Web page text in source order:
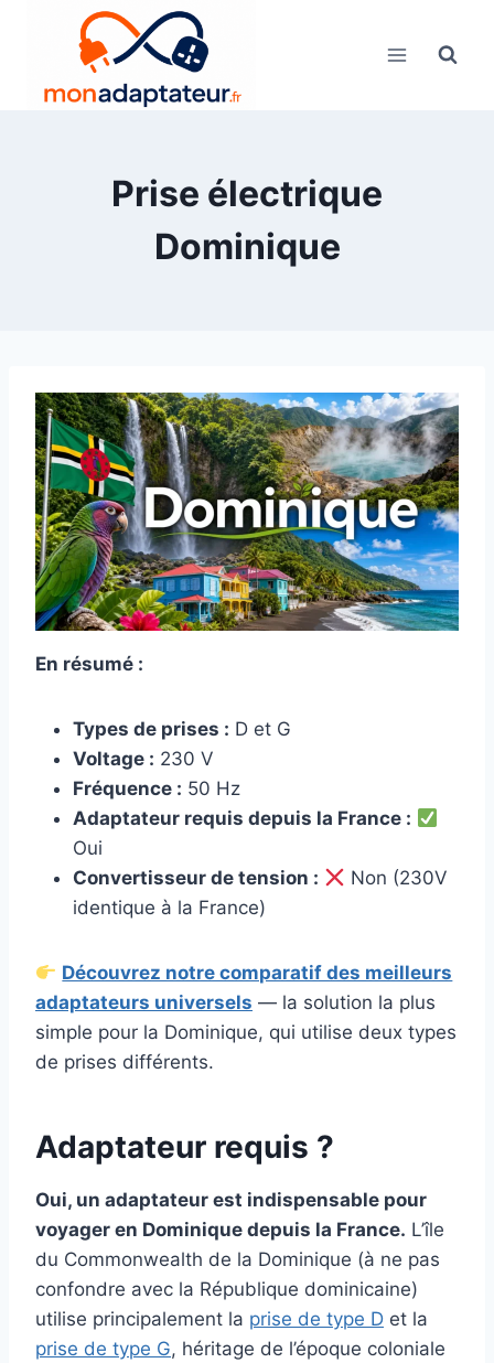
Prise électrique
Dominique
En résumé :
Types de prises : D et G
Voltage : 230 V
Fréquence : 50 Hz
Adaptateur requis depuis la France :
Oui
Convertisseur de tension :
Non (230V
identique à la France)
Découvrez notre comparatif des meilleurs
adaptateurs universels — la solution la plus
simple pour la Dominique, qui utilise deux types
de prises différents.
Adaptateur requis ?
Oui, un adaptateur est indispensable pour
voyager en Dominique depuis la France. L’île
du Commonwealth de la Dominique (à ne pas
confondre avec la République dominicaine)
utilise principalement la prise de type D et la
prise de type G, héritage de l’époque coloniale